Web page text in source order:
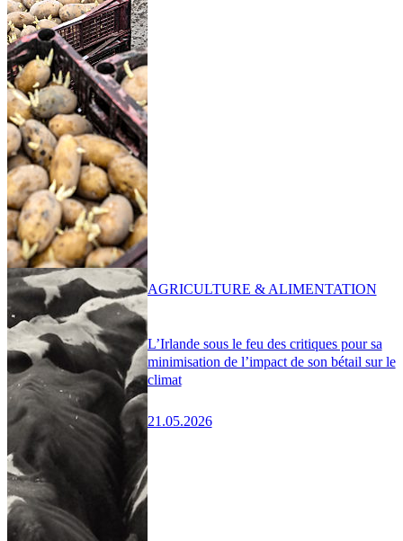
L’Irlande sous le feu des critiques pour sa
minimisation de l’impact de son bétail sur le
climat
21.05.2026
AGRICULTURE & ALIMENTATION